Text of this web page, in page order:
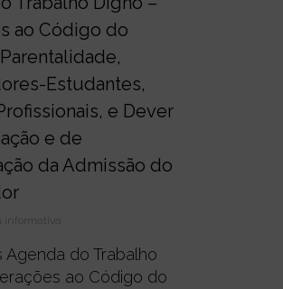
ao Código do
Estudantes,
e Dever
e de
da Admissão do
informativa
Agenda do Trabalho
ao Código do